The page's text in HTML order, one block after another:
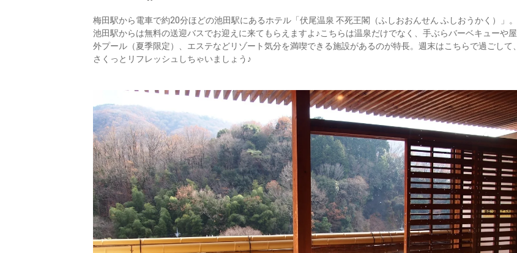
梅田駅から電車で約20分ほどの池田駅にあるホテル「伏尾温泉 不死王閣（ふしおおんせん ふしおうかく）」。
池田駅からは無料の送迎バスでお迎えに来てもらえますよ♪こちらは温泉だけでなく、手ぶらバーベキューや屋
外プール（夏季限定）、エステなどリゾート気分を満喫できる施設があるのが特長。週末はこちらで過ごして、
さくっとリフレッシュしちゃいましょう♪